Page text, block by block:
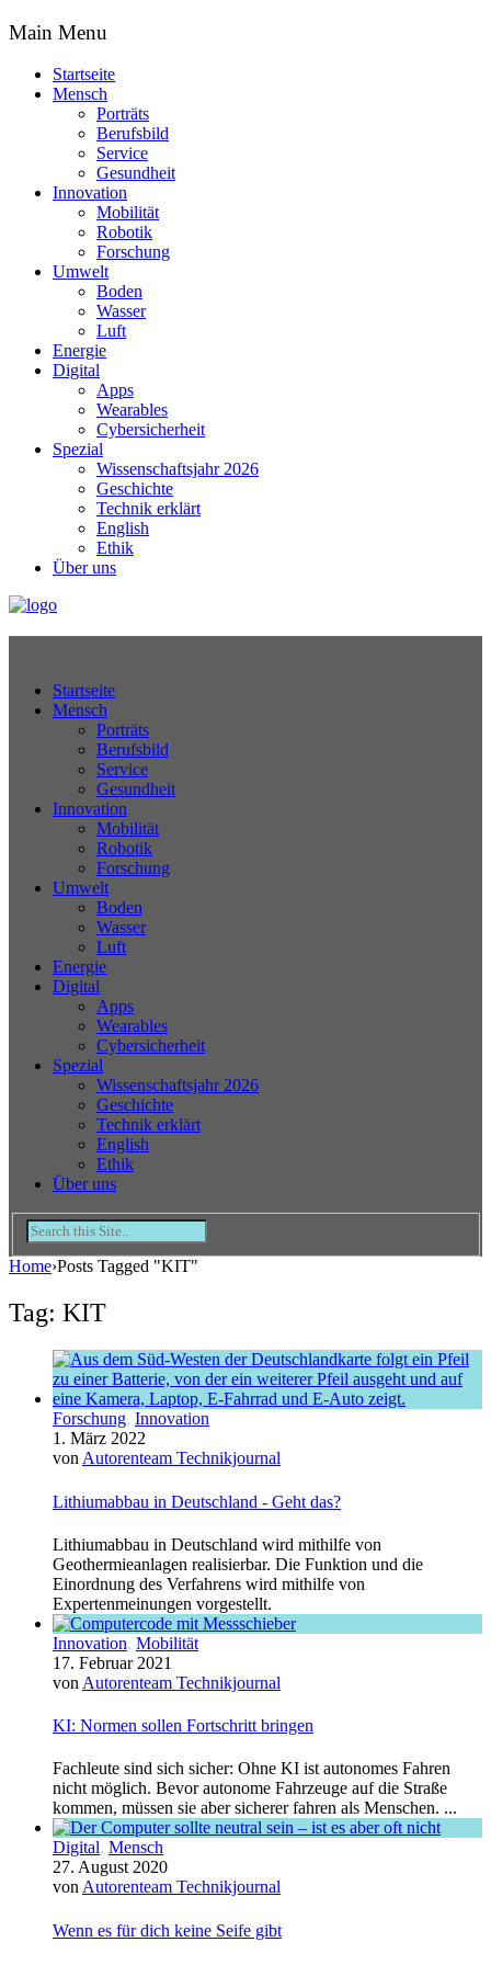
Main Menu
Startseite
Mensch
Porträts
Berufsbild
Service
Gesundheit
Innovation
Mobilität
Robotik
Forschung
Umwelt
Boden
Wasser
Luft
Energie
Digital
Apps
Wearables
Cybersicherheit
Spezial
Wissenschaftsjahr 2026
Geschichte
Technik erklärt
English
Ethik
Über uns
Startseite
Mensch
Porträts
Berufsbild
Service
Gesundheit
Innovation
Mobilität
Robotik
Forschung
Umwelt
Boden
Wasser
Luft
Energie
Digital
Apps
Wearables
Cybersicherheit
Spezial
Wissenschaftsjahr 2026
Geschichte
Technik erklärt
English
Ethik
Über uns
Home›Posts Tagged "KIT"
Tag: KIT
Forschung, Innovation
1. März 2022
von Autorenteam Technikjournal
Lithiumabbau in Deutschland - Geht das?
Lithiumabbau in Deutschland wird mithilfe von
Geothermieanlagen realisierbar. Die Funktion und die
Einordnung des Verfahrens wird mithilfe von
Expertenmeinungen vorgestellt.
Innovation, Mobilität
17. Februar 2021
von Autorenteam Technikjournal
KI: Normen sollen Fortschritt bringen
Fachleute sind sich sicher: Ohne KI ist autonomes Fahren
nicht möglich. Bevor autonome Fahrzeuge auf die Straße
kommen, müssen sie aber sicherer fahren als Menschen. ...
Digital, Mensch
27. August 2020
von Autorenteam Technikjournal
Wenn es für dich keine Seife gibt